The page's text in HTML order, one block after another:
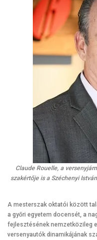
Claude Rouelle, a
szakértője is a Széchenyi
A mesterszak oktatói között
a győri egyetem docensét, a
fejlesztésének nemzetközileg
versenyautók dinamikájának